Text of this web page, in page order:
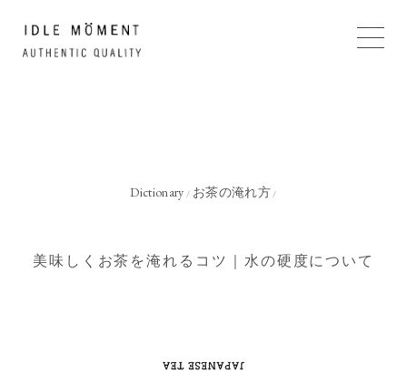
Dictionary / お茶の淹れ方/
美味しくお茶を淹れるコツ｜水の硬度について